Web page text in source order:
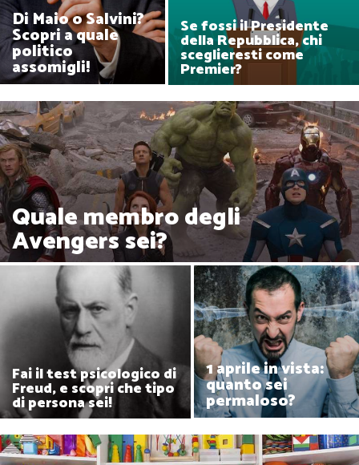
Di Maio o Salvini?
Scopri a quale
politico
assomigli!
Se fossi il Presidente
della Repubblica, chi
sceglieresti come
Premier?
Quale membro degli
Avengers sei?
Fai il test psicologico di
Freud, e scopri che tipo
di persona sei!
1 aprile in vista:
quanto sei
permaloso?